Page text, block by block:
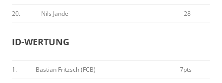
20. Nils Jande 28
ID-WERTUNG
1. Bastian Fritzsch (FCB) 7pts